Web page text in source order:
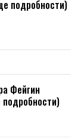
подробности)
Фейгин